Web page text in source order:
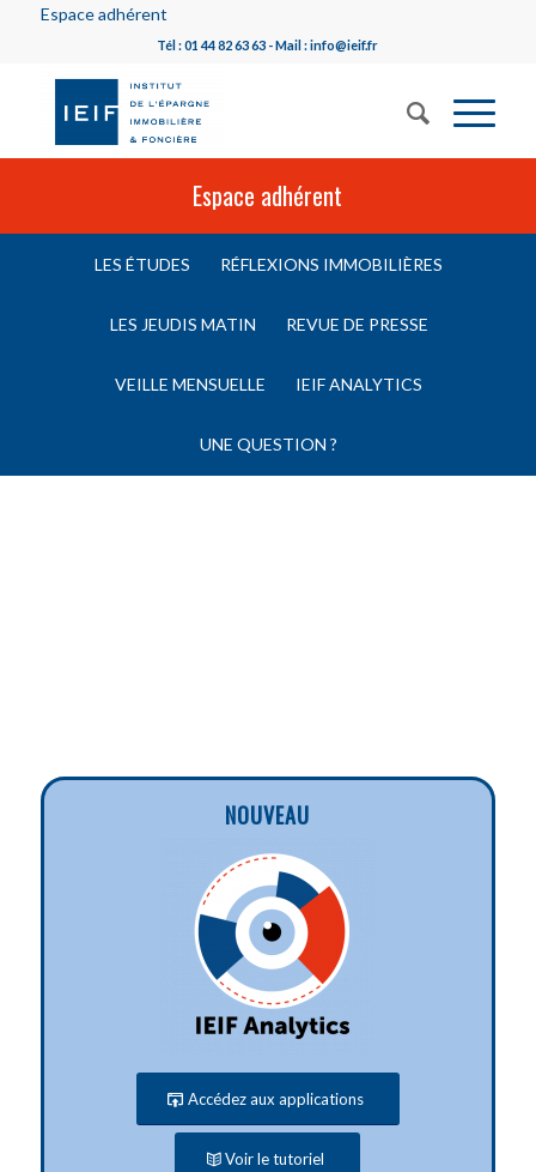
Espace adhérent
Tél : 01 44 82 63 63 - Mail : info@ieif.fr
Espace adhérent
LES ÉTUDES RÉFLEXIONS IMMOBILIÈRES
LES JEUDIS MATIN REVUE DE PRESSE
VEILLE MENSUELLE IEIF ANALYTICS
UNE QUESTION ?
NOUVEAU
Accédez aux applications
Voir le tutoriel